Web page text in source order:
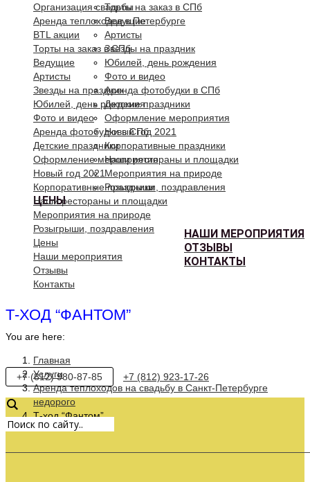
Торты на заказ в СПб
Ведущие
Артисты
Звезды на праздник
Юбилей, день рождения
Фото и видео
Аренда фотобудки в СПб
Детские праздники
Оформление мероприятия
Новый год 2021
Корпоративные праздники
Наши рестораны и площадки
Мероприятия на природе
Розыгрыши, поздравления
ЦЕНЫ
НАШИ МЕРОПРИЯТИЯ
ОТЗЫВЫ
КОНТАКТЫ
Организация свадьбы
Аренда теплоходов в Петербурге
BTL акции
Торты на заказ в СПб
Ведущие
Артисты
Звезды на праздник
Юбилей, день рождения
Фото и видео
Аренда фотобудки в СПб
Детские праздники
Оформление мероприятия
Новый год 2021
Корпоративные праздники
Наши рестораны и площадки
Мероприятия на природе
Розыгрыши, поздравления
Цены
Наши мероприятия
Отзывы
Контакты
Т-ХОД “ФАНТОМ”
You are here:
Главная
Услуги
Аренда теплоходов на свадьбу в Санкт-Петербурге
недорого
Т-ход “Фантом”
+7 (812) 980-87-85 +7 (812) 923-17-26